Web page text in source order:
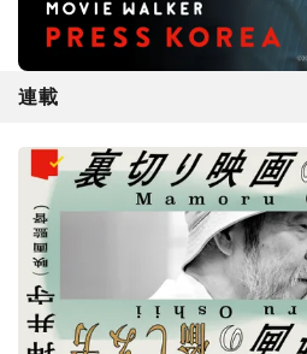
連載